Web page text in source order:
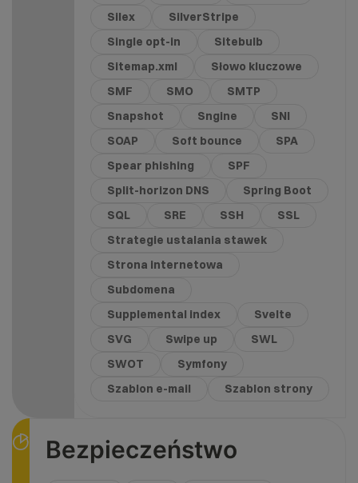
Silex
SilverStripe
Single opt-in
Sitebulb
Sitemap.xml
Słowo kluczowe
SMF
SMO
SMTP
Snapshot
Sngine
SNI
SOAP
Soft bounce
SPA
Spear phishing
SPF
Split-horizon DNS
Spring Boot
SQL
SRE SSH
SSL
Strategie ustalania stawek
Strona internetowa
Subdomena
Supplemental index
Svelte
SVG
Swipe up
SWL
SWOT
Symfony
Szablon e-mail
Szablon strony
Bezpieczeństwo